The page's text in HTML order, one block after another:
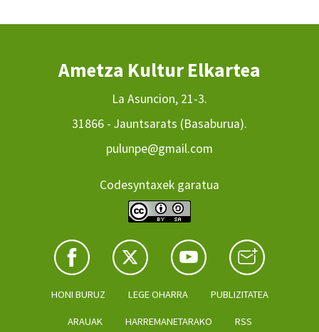
Ametza Kultur Elkartea
La Asuncion, 21-3.
31866 - Jauntsarats (Basaburua).
pulunpe@gmail.com
Codesyntaxek garatua
HONI BURUZ LEGE OHARRA PUBLIZITATEA
ARAUAK HARREMANETARAKO RSS